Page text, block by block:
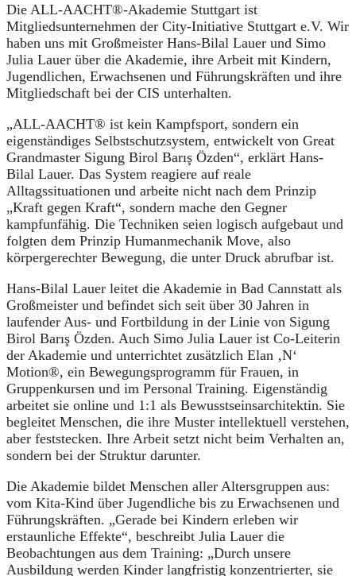
Die ALL-AACHT®-Akademie Stuttgart ist
Mitgliedsunternehmen der City-Initiative Stuttgart e.V. Wir
haben uns mit Großmeister Hans-Bilal Lauer und Simo
Julia Lauer über die Akademie, ihre Arbeit mit Kindern,
Jugendlichen, Erwachsenen und Führungskräften und ihre
Mitgliedschaft bei der CIS unterhalten.
„ALL-AACHT® ist kein Kampfsport, sondern ein
eigenständiges Selbstschutzsystem, entwickelt von Great
Grandmaster Sigung Birol Barış Özden“, erklärt Hans-
Bilal Lauer. Das System reagiere auf reale
Alltagssituationen und arbeite nicht nach dem Prinzip
„Kraft gegen Kraft“, sondern mache den Gegner
kampfunfähig. Die Techniken seien logisch aufgebaut und
folgten dem Prinzip Humanmechanik Move, also
körpergerechter Bewegung, die unter Druck abrufbar ist.
Hans-Bilal Lauer leitet die Akademie in Bad Cannstatt als
Großmeister und befindet sich seit über 30 Jahren in
laufender Aus- und Fortbildung in der Linie von Sigung
Birol Barış Özden. Auch Simo Julia Lauer ist Co-Leiterin
der Akademie und unterrichtet zusätzlich Elan ‚N‘
Motion®, ein Bewegungsprogramm für Frauen, in
Gruppenkursen und im Personal Training. Eigenständig
arbeitet sie online und 1:1 als Bewusstseinsarchitektin. Sie
begleitet Menschen, die ihre Muster intellektuell verstehen,
aber feststecken. Ihre Arbeit setzt nicht beim Verhalten an,
sondern bei der Struktur darunter.
Die Akademie bildet Menschen aller Altersgruppen aus:
vom Kita-Kind über Jugendliche bis zu Erwachsenen und
Führungskräften. „Gerade bei Kindern erleben wir
erstaunliche Effekte“, beschreibt Julia Lauer die
Beobachtungen aus dem Training: „Durch unsere
Ausbildung werden Kinder langfristig konzentrierter, sie